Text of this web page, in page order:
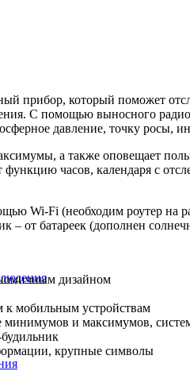
прибор, который поможет
С помощью выносного
давление, точку росы,
а также оповещает
часов, календаря с
Wi-Fi (необходим роутер на
– от батареек (дополнен
дизайном
к мобильным устройствам
и максимумов,
крупные символы